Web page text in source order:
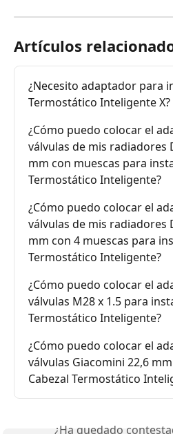
Artículos
¿Necesito adaptador para
Termostático Inteligente X?
¿Cómo puedo colocar el
válvulas de mis radiadores
mm con muescas para
Termostático Inteligente?
¿Cómo puedo colocar el
válvulas de mis radiadores
mm con 4 muescas para
Termostático Inteligente?
¿Cómo puedo colocar el
válvulas M28 x 1.5 para
Termostático Inteligente?
¿Cómo puedo colocar el
válvulas Giacomini 22,6
Cabezal Termostático
¿Ha quedado